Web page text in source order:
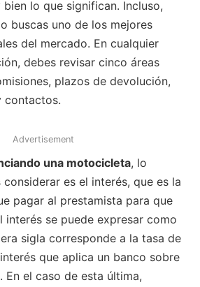
lo que significan. Incluso,
buscas uno de los mejores
del mercado. En cualquier
debes revisar cinco áreas
plazos de devolución,
contactos.
Advertisement
una motocicleta, lo
es el interés, que es la
pagar al prestamista para que
interés se puede expresar como
sigla corresponde a la tasa de
que aplica un banco sobre
el caso de esta última,